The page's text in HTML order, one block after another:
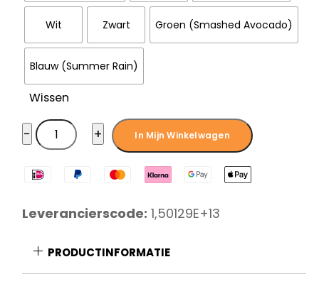
Wit Zwart Groen (Smashed Avocado)
Blauw (Summer Rain)
Wissen
− Victorinox
Classic
SD
7
aantal
+ In Mijn Winkelwagen
Leverancierscode: 1,50129E+13
PRODUCTINFORMATIE